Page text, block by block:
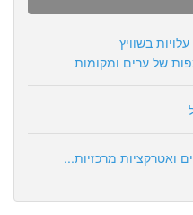
עלויות בשוויץ
של ערים ומקומות
ואטרקציות מרכזיות...